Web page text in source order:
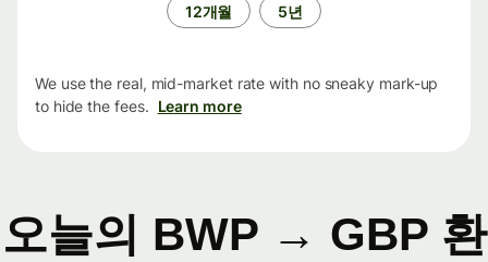
12개월 5년
We use the real, mid-market rate with no sneaky mark-up
to hide the fees. Learn more
오늘의 BWP → GBP 환